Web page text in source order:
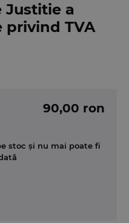
Justitie a
privind TVA
90,00 ron
stoc și nu mai poate fi